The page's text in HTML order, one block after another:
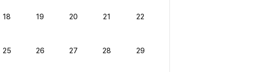
18 19 20 21 22
25 26 27 28 29